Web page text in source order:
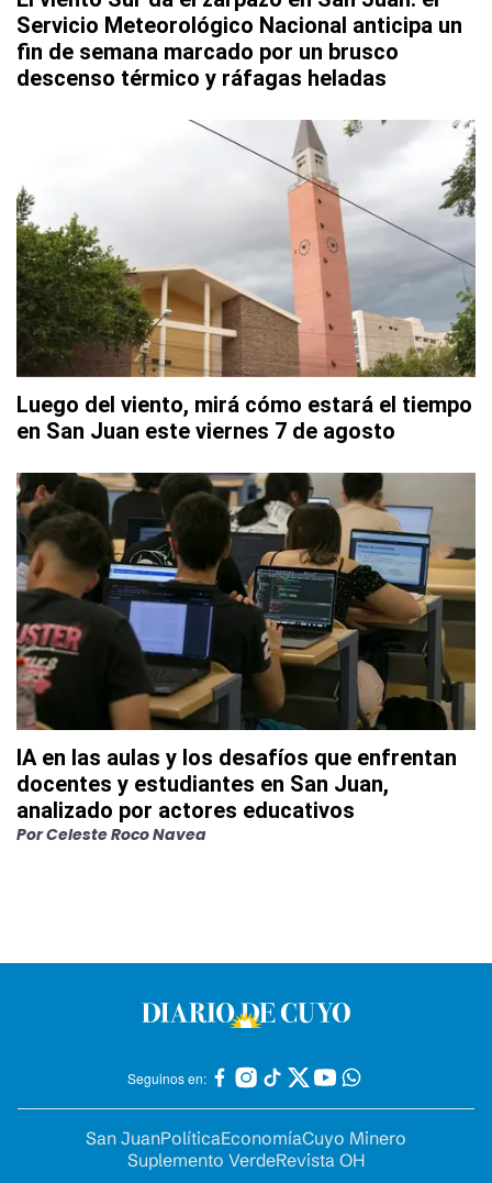
Servicio Meteorológico Nacional anticipa un
fin de semana marcado por un brusco
descenso térmico y ráfagas heladas
Luego del viento, mirá cómo estará el tiempo
en San Juan este viernes 7 de agosto
IA en las aulas y los desafíos que enfrentan
docentes y estudiantes en San Juan,
analizado por actores educativos
PorCeleste Roco Navea
Seguinos en:
San JuanPolíticaEconomíaCuyo Minero
Suplemento VerdeRevista OH